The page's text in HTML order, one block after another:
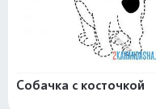
Собачка с косточкой